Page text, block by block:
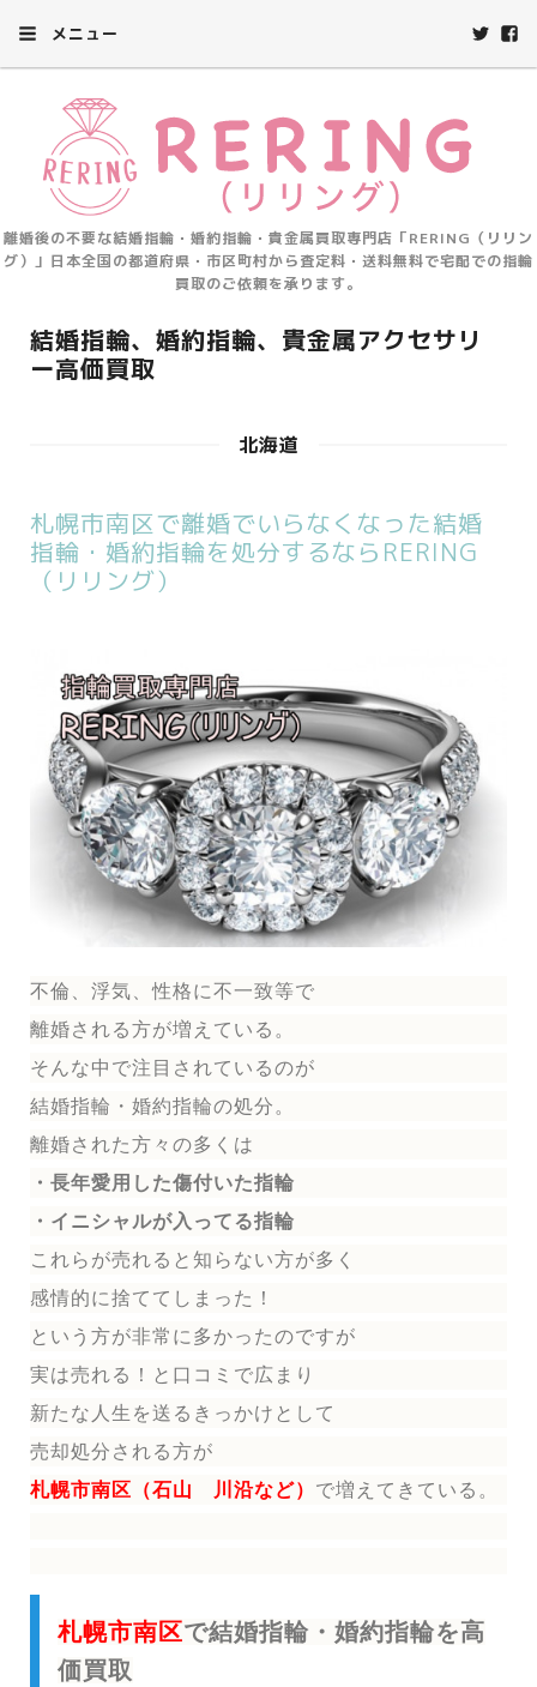
メニュー
離婚後の不要な結婚指輪・婚約指輪・貴金属買取専門店「RERING（リリン
グ）」日本全国の都道府県・市区町村から査定料・送料無料で宅配での指輪
買取のご依頼を承ります。
結婚指輪、婚約指輪、貴金属アクセサリ
ー高価買取
北海道
札幌市南区で離婚でいらなくなった結婚
指輪・婚約指輪を処分するならRERING
（リリング）
不倫、浮気、性格に不一致等で
離婚される方が増えている。
そんな中で注目されているのが
結婚指輪 ・婚約指輪の処分。
離婚された方々の多くは
・長年愛用した傷付いた指輪
・イニシャルが入ってる指輪
これらが売れると知らない方が多く
感情的に捨ててしまった！
という方が非常に多かったのですが
実は売れる！と口コミで広まり
新たな人生を送る きっかけとして
売却処分される方が
札幌市南区（石山 川沿など） で増えてきている。
札幌市南区で結婚指輪・婚約指輪を高
価買取